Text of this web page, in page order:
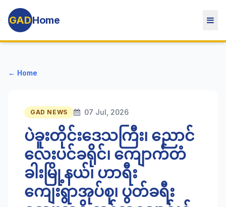
GADHome
← Home
GAD NEWS 07 Jul, 2026
ပဲခူးတိုင်းဒေသကြီး၊ ညောင်
လေးပင်ခရိုင်၊ ကျောက်တံ
ခါးမြို့နယ်၊ ဟာရီး
ကျေးရွာအုပ်စု၊ ပွတ်ခရီး